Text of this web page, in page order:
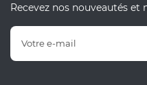
Recevez nos nouveautés et